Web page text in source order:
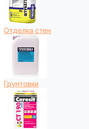
Отделка стен
Грунтовки